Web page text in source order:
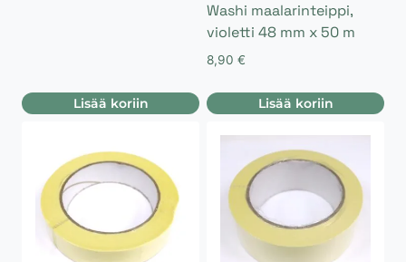
Lisää koriin
Washi maalarinteippi,
violetti 48 mm x 50 m
8,90 €
Lisää koriin